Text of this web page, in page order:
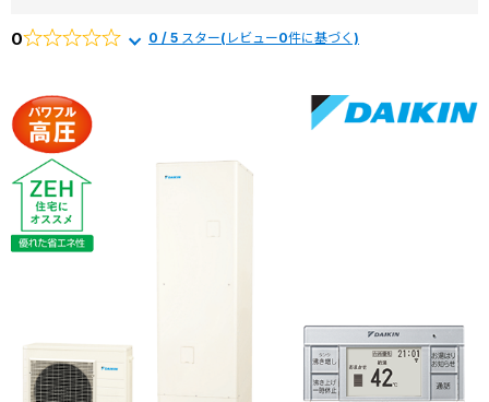
0 0 / 5 スター(レビュー0件に基づく)